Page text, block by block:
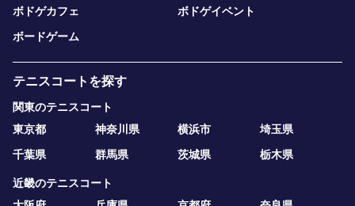
ボドゲカフェ
ボドゲイベント
ボードゲーム
テニスコートを探す
関東のテニスコート
東京都
神奈川県 横浜市
埼玉県
千葉県
群馬県 茨城県 栃木県
近畿のテニスコート